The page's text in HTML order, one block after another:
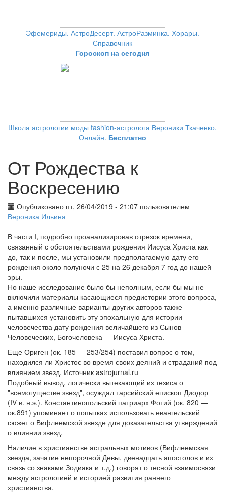
Эфемериды. АстроДесерт. АстроРазминка. Хорары.
Справочник
Гороскоп на сегодня
Школа астрологии моды fashion-астролога Вероники Ткаченко.
Онлайн. Бесплатно
От Рождества к
Воскресению
Опубликовано пт, 26/04/2019 - 21:07 пользователем
Вероника Ильина
В части I, подробно проанализировав отрезок времени,
связанный с обстоятельствами рождения Иисуса Христа как
до, так и после, мы установили предполагаемую дату его
рождения около полуночи с 25 на 26 декабря 7 год до нашей
эры.
Но наше исследование было бы неполным, если бы мы не
включили материалы касающиеся предистории этого вопроса,
а именно различные варианты других авторов также
пытавшихся установить эту эпохальную для истории
человечества дату рождения величайшего из Сынов
Человеческих, Богочеловека — Иисуса Христа.
Еще Ориген (ок. 185 — 253/254) поставил вопрос о том,
находился ли Христос во время своих деяний и страданий под
влиянием звезд. Источник astrojurnal.ru
Подобный вывод, логически вытекающий из тезиса о
"всемогуществе звезд", осуждал тарсийский епископ Диодор
(IV в. н.э.). Константинопольский патриарх Фотий (ок. 820 —
ок.891) упоминает о попытках использовать евангельский
сюжет о Вифлеемской звезде для доказательства утверждений
о влиянии звезд.
Наличие в христианстве астральных мотивов (Вифлеемская
звезда, зачатие непорочной Девы, двенадцать апостолов и их
связь со знаками Зодиака и т.д.) говорят о тесной взаимосвязи
между астрологией и историей развития раннего
христианства.